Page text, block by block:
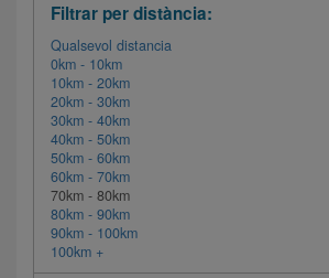
Filtrar per distància:
Qualsevol distancia
0km - 10km
10km - 20km
20km - 30km
30km - 40km
40km - 50km
50km - 60km
60km - 70km
70km - 80km
80km - 90km
90km - 100km
100km +